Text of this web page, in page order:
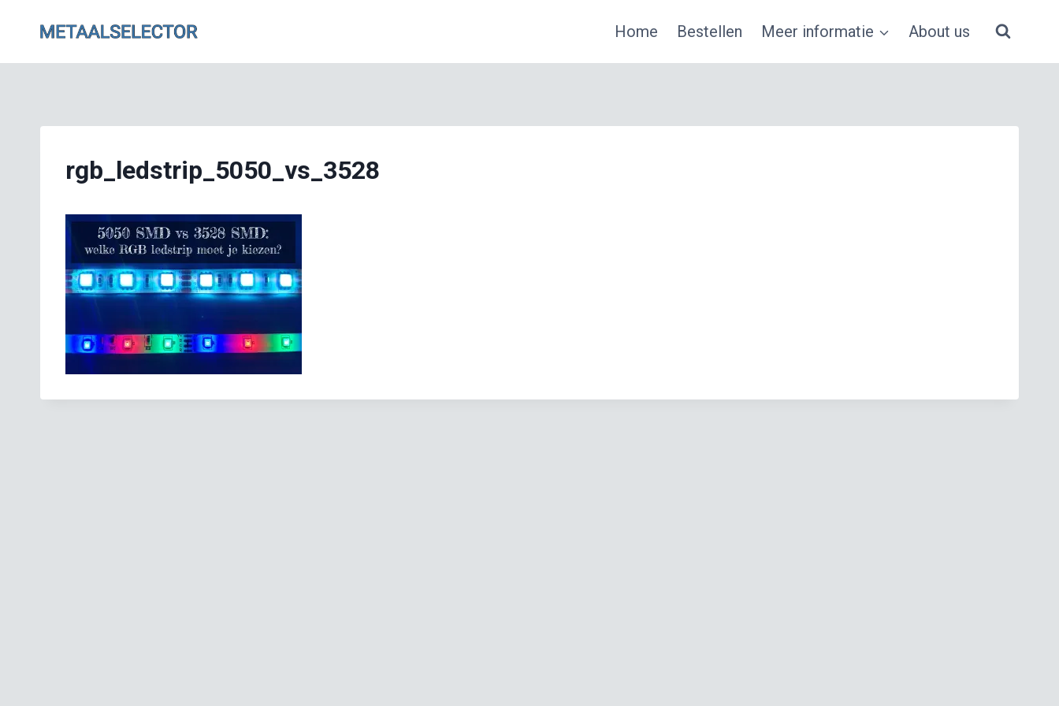
inhoud
Home Bestellen Meer informatie About us
rgb_ledstrip_5050_vs_3528